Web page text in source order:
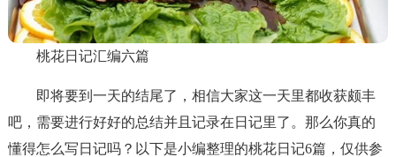
桃花日记汇编六篇
即将要到一天的结尾了，相信大家这一天里都收获颇丰
吧，需要进行好好的总结并且记录在日记里了。那么你真的
懂得怎么写日记吗？以下是小编整理的桃花日记6篇，仅供参